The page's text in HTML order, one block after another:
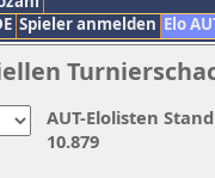
Spieler anmelden Elo
AUT-Elolisten
10.879